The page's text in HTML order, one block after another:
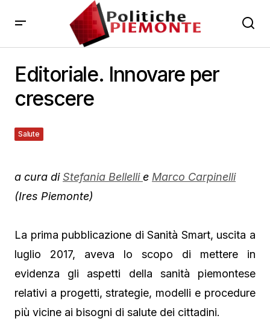
Editoriale. Innovare per
crescere
Salute
4 Febbraio 2020
a cura diStefania Bellellie Marco Carpinelli
(Ires Piemonte)
La prima pubblicazione di Sanità Smart, uscita a
luglio 2017, aveva lo scopo di mettere in
evidenza gli aspetti della sanità piemontese
relativi a progetti, strategie, modelli e procedure
più vicine ai bisogni di salute dei cittadini.